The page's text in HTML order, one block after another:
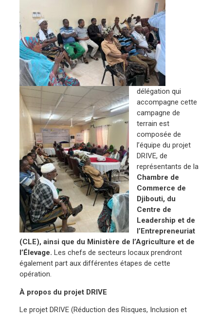
délégation qui
accompagne cette
campagne de
terrain est
composée de
l’équipe du projet
DRIVE, de
représentants de la
Chambre de
Commerce de
Djibouti, du
Centre de
Leadership et de
l’Entrepreneuriat
(CLE), ainsi que du Ministère de l’Agriculture et de
l’Élevage. Les chefs de secteurs locaux prendront
également part aux différentes étapes de cette
opération.
À propos du projet DRIVE
Le projet DRIVE (Réduction des Risques, Inclusion et